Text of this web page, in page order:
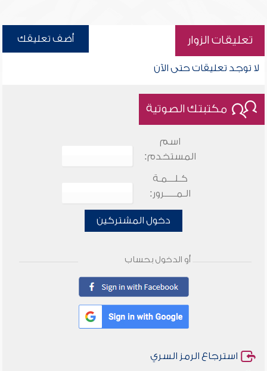
تعليقات الزوار أضف تعليقك
لا توجد تعليقات حتى الآن
مكتبتك الصوتية
اسم
المستخدم:
كـلـــمـة
الـمـــــرور:
دخول المشتركين
أو الدخول بحساب
استرجاع الرمز السري